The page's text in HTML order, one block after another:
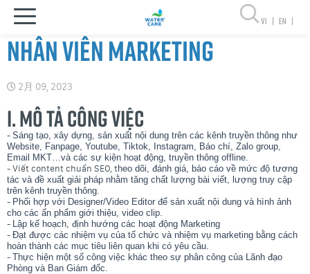
vi | en |
Nhân viên Marketing
2月 09, 2023
I. MÔ TẢ CÔNG VIỆC
- Sáng tạo, xây dựng, sản xuất nội dung trên các kênh truyền thông như
Website, Fanpage, Youtube, Tiktok, Instagram, Báo chí, Zalo group,
Email MKT…và các sự kiện hoạt động, truyền thông offline.
- Viết content chuẩn SEO, t heo dõi, đánh giá, báo cáo về mức độ tương
tác và đề xuất giải pháp nhằm tăng chất lượng bài viết, lượng truy cập
trên kênh truyền thông.
- Phối hợp với Designer/Video Editor để sản xuất nội dung và hình ảnh
cho các ấn phẩm giới thiệu, video clip.
- Lập kế hoạch, định hướng các hoạt động Marketing
- Đạt được các nhiệm vụ của tổ chức và nhiệm vụ marketing bằng cách
hoàn thành các mục tiêu liên quan khi có yêu cầu.
- Thực hiện một số công việc khác theo sự phân công của Lãnh đạo
Phòng và Ban Giám đốc.